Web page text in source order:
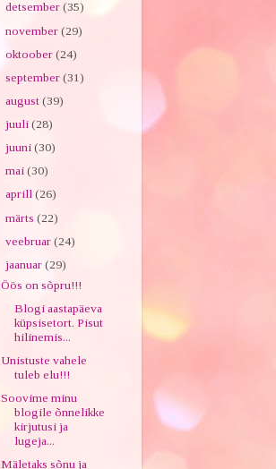
detsember (35)
november (29)
oktoober (24)
september (31)
august (39)
juuli (28)
juuni (30)
mai (30)
aprill (26)
märts (22)
veebruar (24)
jaanuar (29)
Öös on sõpru!!!
Blogi aastapäeva
küpsisetort. Pisut
hilinemis...
Unistuste vahele
tuleb elu!!!
Soovime minu
blogile õnnelikke
kirjutusi ja
lugeja...
Mäletaks sõnu ja